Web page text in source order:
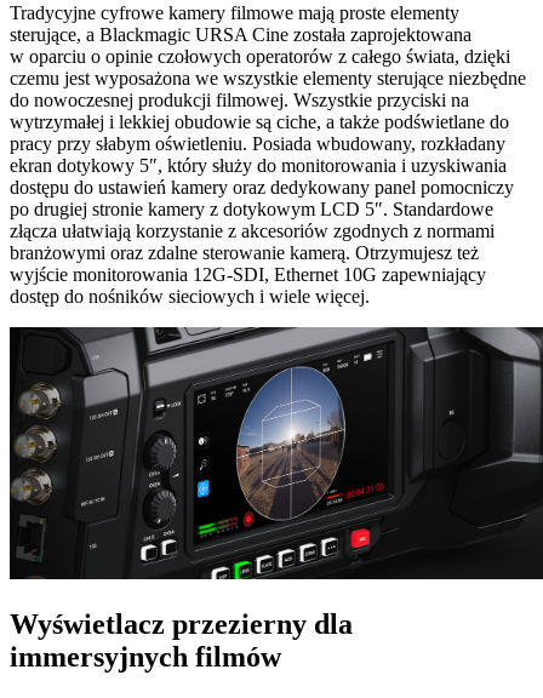
Tradycyjne cyfrowe kamery filmowe mają proste elementy
sterujące, a Blackmagic URSA Cine została zaprojektowana
w oparciu o opinie czołowych operatorów z całego świata, dzięki
czemu jest wyposażona we wszystkie elementy sterujące niezbędne
do nowoczesnej produkcji filmowej. Wszystkie przyciski na
wytrzymałej i lekkiej obudowie są ciche, a także podświetlane do
pracy przy słabym oświetleniu. Posiada wbudowany, rozkładany
ekran dotykowy 5″, który służy do monitorowania i uzyskiwania
dostępu do ustawień kamery oraz dedykowany panel pomocniczy
po drugiej stronie kamery z dotykowym LCD 5″. Standardowe
złącza ułatwiają korzystanie z akcesoriów zgodnych z normami
branżowymi oraz zdalne sterowanie kamerą. Otrzymujesz też
wyjście monitorowania 12G‑SDI, Ethernet 10G zapewniający
dostęp do nośników sieciowych i wiele więcej.
Wyświetlacz przezierny dla
immersyjnych filmów